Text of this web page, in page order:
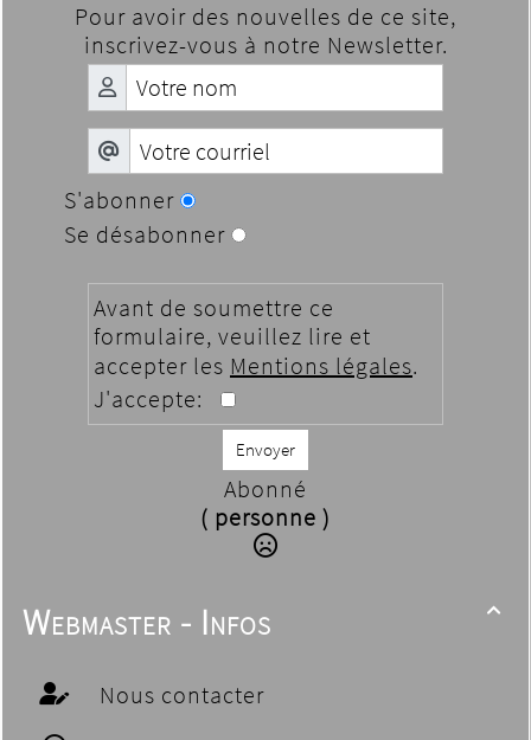
Pour avoir des nouvelles de ce site,
inscrivez-vous à notre Newsletter.
S'abonner
Se désabonner
Avant de soumettre ce
formulaire, veuillez lire et
accepter les Mentions légales.
J'accepte:
Envoyer
Abonné
( personne )

Webmaster - Infos
Nous contacter